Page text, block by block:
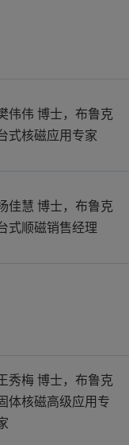
伟伟 博士，布鲁克
式核磁应用专家
佳慧 博士，布鲁克
式顺磁销售经理
秀梅 博士，布鲁克
体核磁高级应用专